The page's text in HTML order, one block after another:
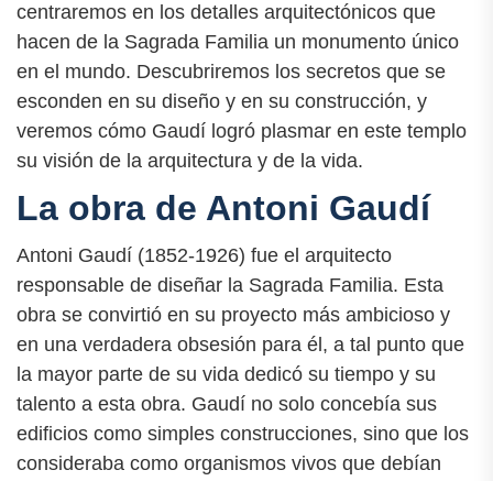
centraremos en los detalles arquitectónicos que
hacen de la Sagrada Familia un monumento único
en el mundo. Descubriremos los secretos que se
esconden en su diseño y en su construcción, y
veremos cómo Gaudí logró plasmar en este templo
su visión de la arquitectura y de la vida.
La obra de Antoni Gaudí
Antoni Gaudí (1852-1926) fue el arquitecto
responsable de diseñar la Sagrada Familia. Esta
obra se convirtió en su proyecto más ambicioso y
en una verdadera obsesión para él, a tal punto que
la mayor parte de su vida dedicó su tiempo y su
talento a esta obra. Gaudí no solo concebía sus
edificios como simples construcciones, sino que los
consideraba como organismos vivos que debían